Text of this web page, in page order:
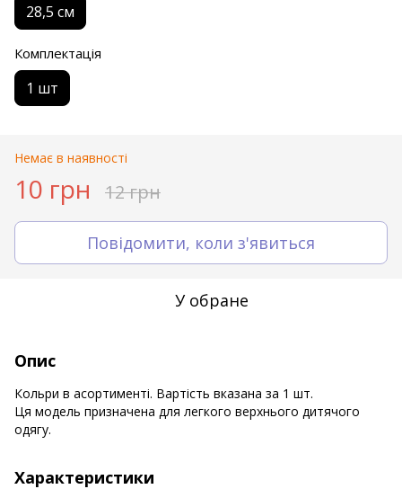
28,5 см
Комплектація
1 шт
Немає в наявності
10 грн 12 грн
Повідомити, коли з'явиться
У обране
Опис
Кольри в асортименті. Вартість вказана за 1 шт.
Ця модель призначена для легкого верхнього дитячого
одягу.
Характеристики